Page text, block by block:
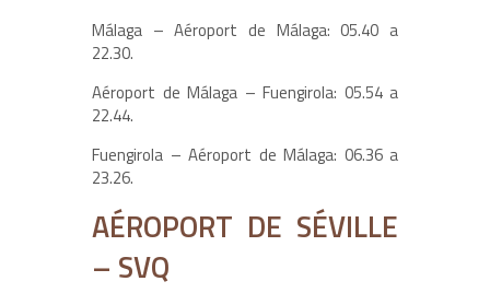
Málaga – Aéroport de Málaga: 05.40 a
22.30.
Aéroport de Málaga – Fuengirola: 05.54 a
22.44.
Fuengirola – Aéroport de Málaga: 06.36 a
23.26.
AÉROPORT DE SÉVILLE
– SVQ